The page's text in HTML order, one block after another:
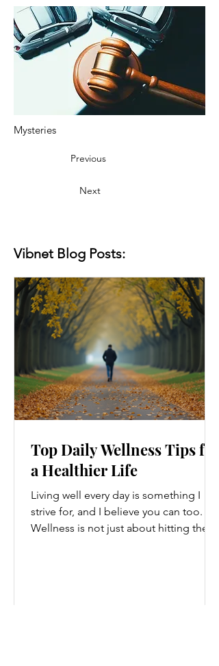
Mysteries
Previous
Next
Vibnet Blog Posts:
Top Daily Wellness Tips for
a Healthier Life
Living well every day is something I
strive for, and I believe you can too.
Wellness is not just about hitting the